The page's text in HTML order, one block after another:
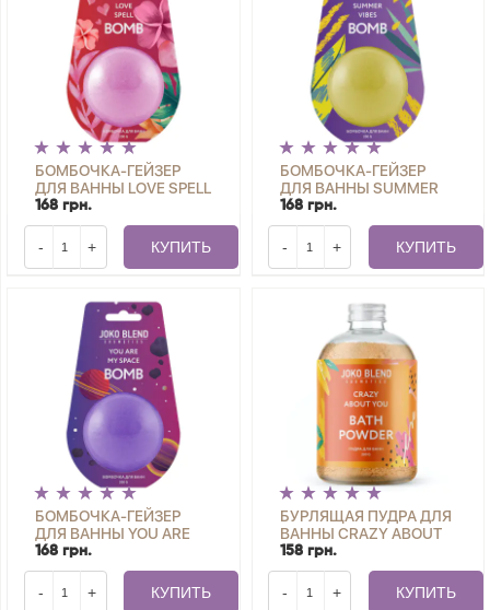
БОМБОЧКА-ГЕЙЗЕР
ДЛЯ ВАННЫ LOVE SPELL
JOKO BLEND 200 Г
168 грн.
- + КУПИТЬ
БОМБОЧКА-ГЕЙЗЕР
ДЛЯ ВАННЫ SUMMER
VIBES JOKO BLEND 200
Г
168 грн.
- + КУПИТЬ
БОМБОЧКА-ГЕЙЗЕР
ДЛЯ ВАННЫ YOU ARE
MY SPACE JOKO BLEND
200 Г
168 грн.
- + КУПИТЬ
БУРЛЯЩАЯ ПУДРА ДЛЯ
ВАННЫ CRAZY ABOUT
YOU JOKO BLEND 200 Г
158 грн.
- + КУПИТЬ